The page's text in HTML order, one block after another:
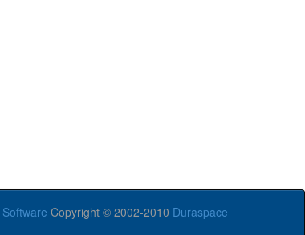
Copyright © 2002-2010 Duraspace